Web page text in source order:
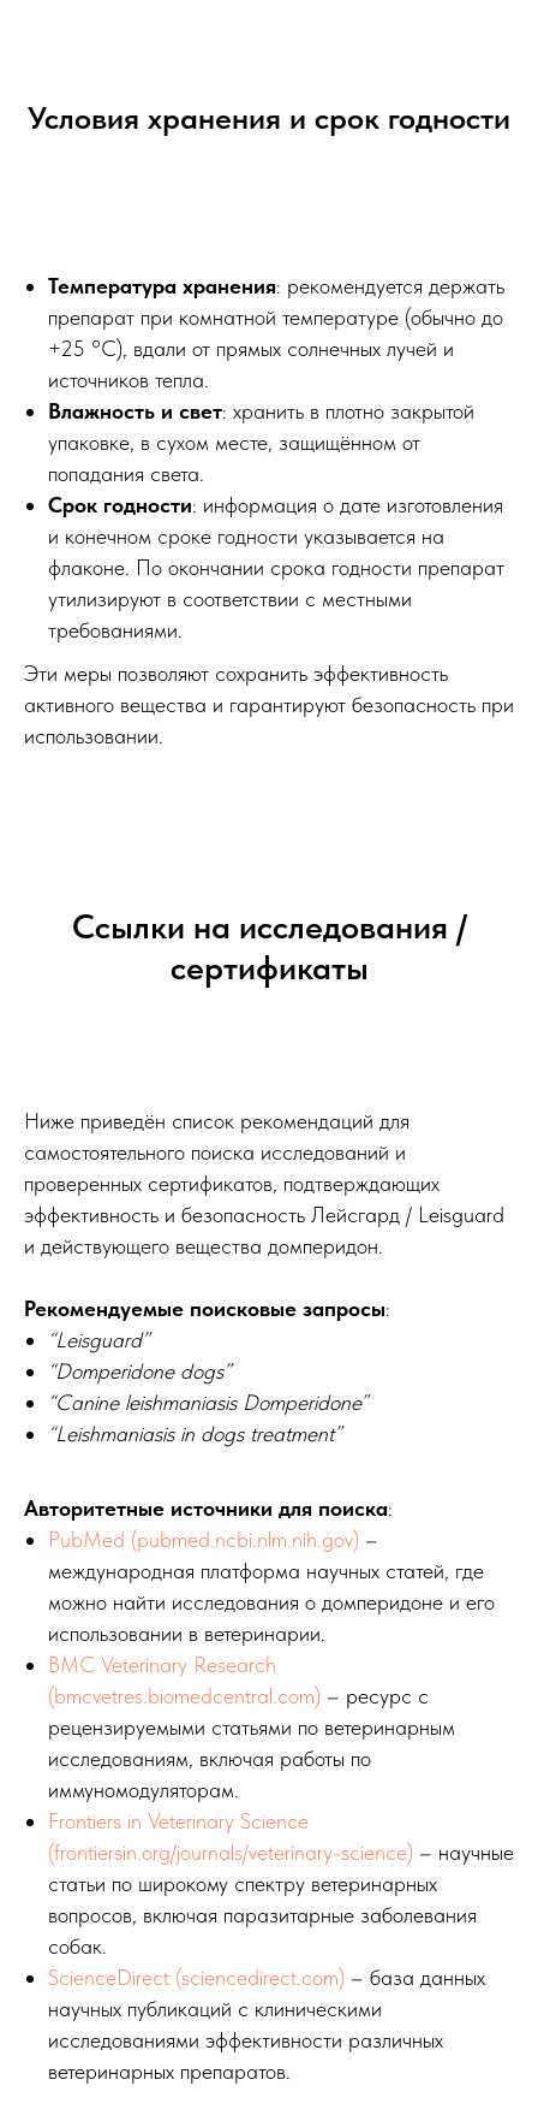
Условия хранения и срок годности
Температура хранения: рекомендуется держать
препарат при комнатной температуре (обычно до
+25 °C), вдали от прямых солнечных лучей и
источников тепла.
Влажность и свет: хранить в плотно закрытой
упаковке, в сухом месте, защищённом от
попадания света.
Срок годности: информация о дате изготовления
и конечном сроке годности указывается на
флаконе. По окончании срока годности препарат
утилизируют в соответствии с местными
требованиями.
Эти меры позволяют сохранить эффективность
активного вещества и гарантируют безопасность при
использовании.
Ссылки на исследования /
сертификаты
Ниже приведён список рекомендаций для
самостоятельного поиска исследований и
проверенных сертификатов, подтверждающих
эффективность и безопасность Лейсгард / Leisguard
и действующего вещества домперидон.
Рекомендуемые поисковые запросы:
“Leisguard”
“Domperidone dogs”
“Canine leishmaniasis Domperidone”
“Leishmaniasis in dogs treatment”
Авторитетные источники для поиска:
PubMed (pubmed.ncbi.nlm.nih.gov) –
международная платформа научных статей, где
можно найти исследования о домперидоне и его
использовании в ветеринарии.
BMC Veterinary Research
(bmcvetres.biomedcentral.com) – ресурс с
рецензируемыми статьями по ветеринарным
исследованиям, включая работы по
иммуномодуляторам.
Frontiers in Veterinary Science
(frontiersin.org/journals/veterinary-science) – научные
статьи по широкому спектру ветеринарных
вопросов, включая паразитарные заболевания
собак.
ScienceDirect (sciencedirect.com) – база данных
научных публикаций с клиническими
исследованиями эффективности различных
ветеринарных препаратов.